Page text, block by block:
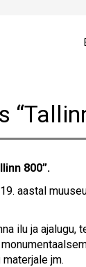
800”.
aastal
ilu ja ajalugu,
jm.